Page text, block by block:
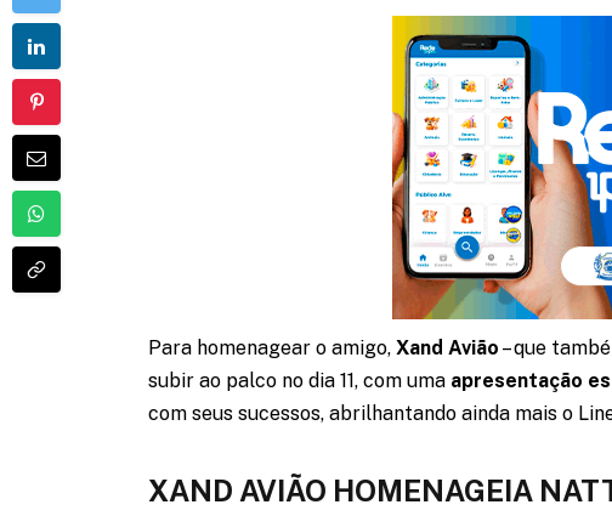
Para homenagear o amigo,Xand Avião – que
subir ao palco no dia 11, com uma apresentação
com seus sucessos, abrilhantando ainda mais o
XAND AVIÃO HOMENAGEIA